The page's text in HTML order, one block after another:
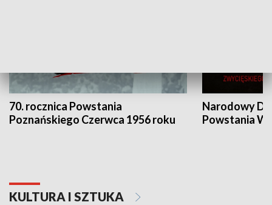
70. rocznica Powstania
Poznańskiego Czerwca 1956 roku
Narodowy
Powstania
KULTURA I SZTUKA